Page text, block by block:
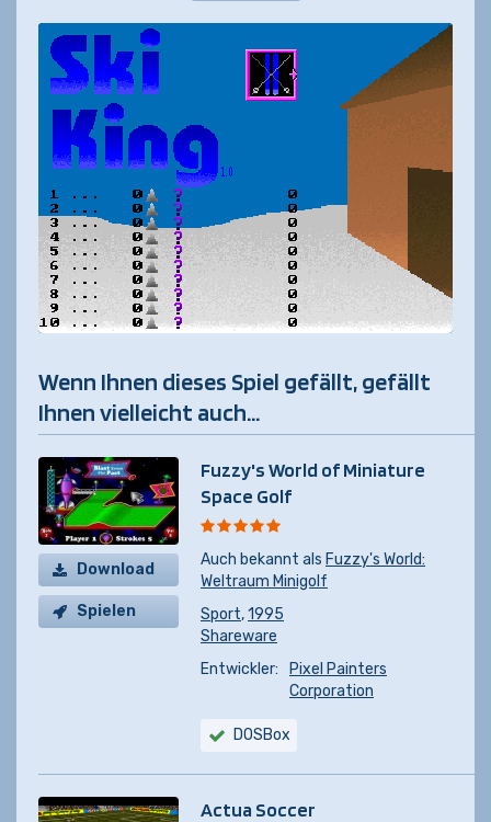
Wenn Ihnen dieses Spiel gefällt, gefällt
Ihnen vielleicht auch...
Download
Spielen
Fuzzy's World of Miniature
Space Golf
Auch bekannt als Fuzzy's World:
Weltraum Minigolf
Sport,1995
Shareware
Entwickler:
Pixel Painters
Corporation
DOSBox
Actua Soccer